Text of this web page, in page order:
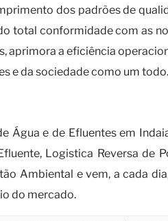
dos padrões de
total conformidade com as
aprimora a eficiência
e da sociedade como um todo.
Água e de Efluentes em
Logistica Reversa de
Ambiental e vem, a cada
do mercado.